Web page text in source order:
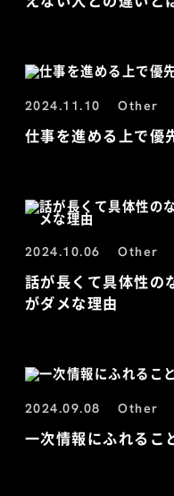
2024.11.10 Other
仕事を進める上で優
2024.10.06 Other
話が長くて具体性の
がダメな理由
2024.09.08 Other
一次情報にふれるこ